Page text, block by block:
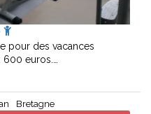
pour des vacances
euros.…
Bretagne